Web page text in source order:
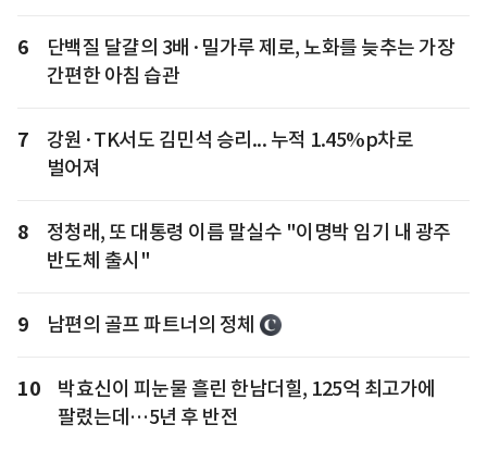
6
단백질 달걀의 3배·밀가루 제로, 노화를 늦추는 가장
간편한 아침 습관
7
강원·TK서도 김민석 승리... 누적 1.45%p차로
벌어져
8
정청래, 또 대통령 이름 말실수 "이명박 임기 내 광주
반도체 출시"
9 남편의 골프 파트너의 정체
10
박효신이 피눈물 흘린 한남더힐, 125억 최고가에
팔렸는데…5년 후 반전